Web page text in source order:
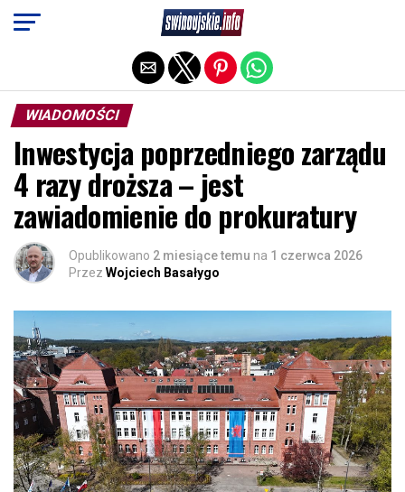
WIADOMOŚCI
Inwestycja poprzedniego zarządu
4 razy droższa – jest
zawiadomienie do prokuratury
Opublikowano 2 miesiące temu na 1 czerwca 2026
Przez Wojciech Basałygo
Exit mobile version